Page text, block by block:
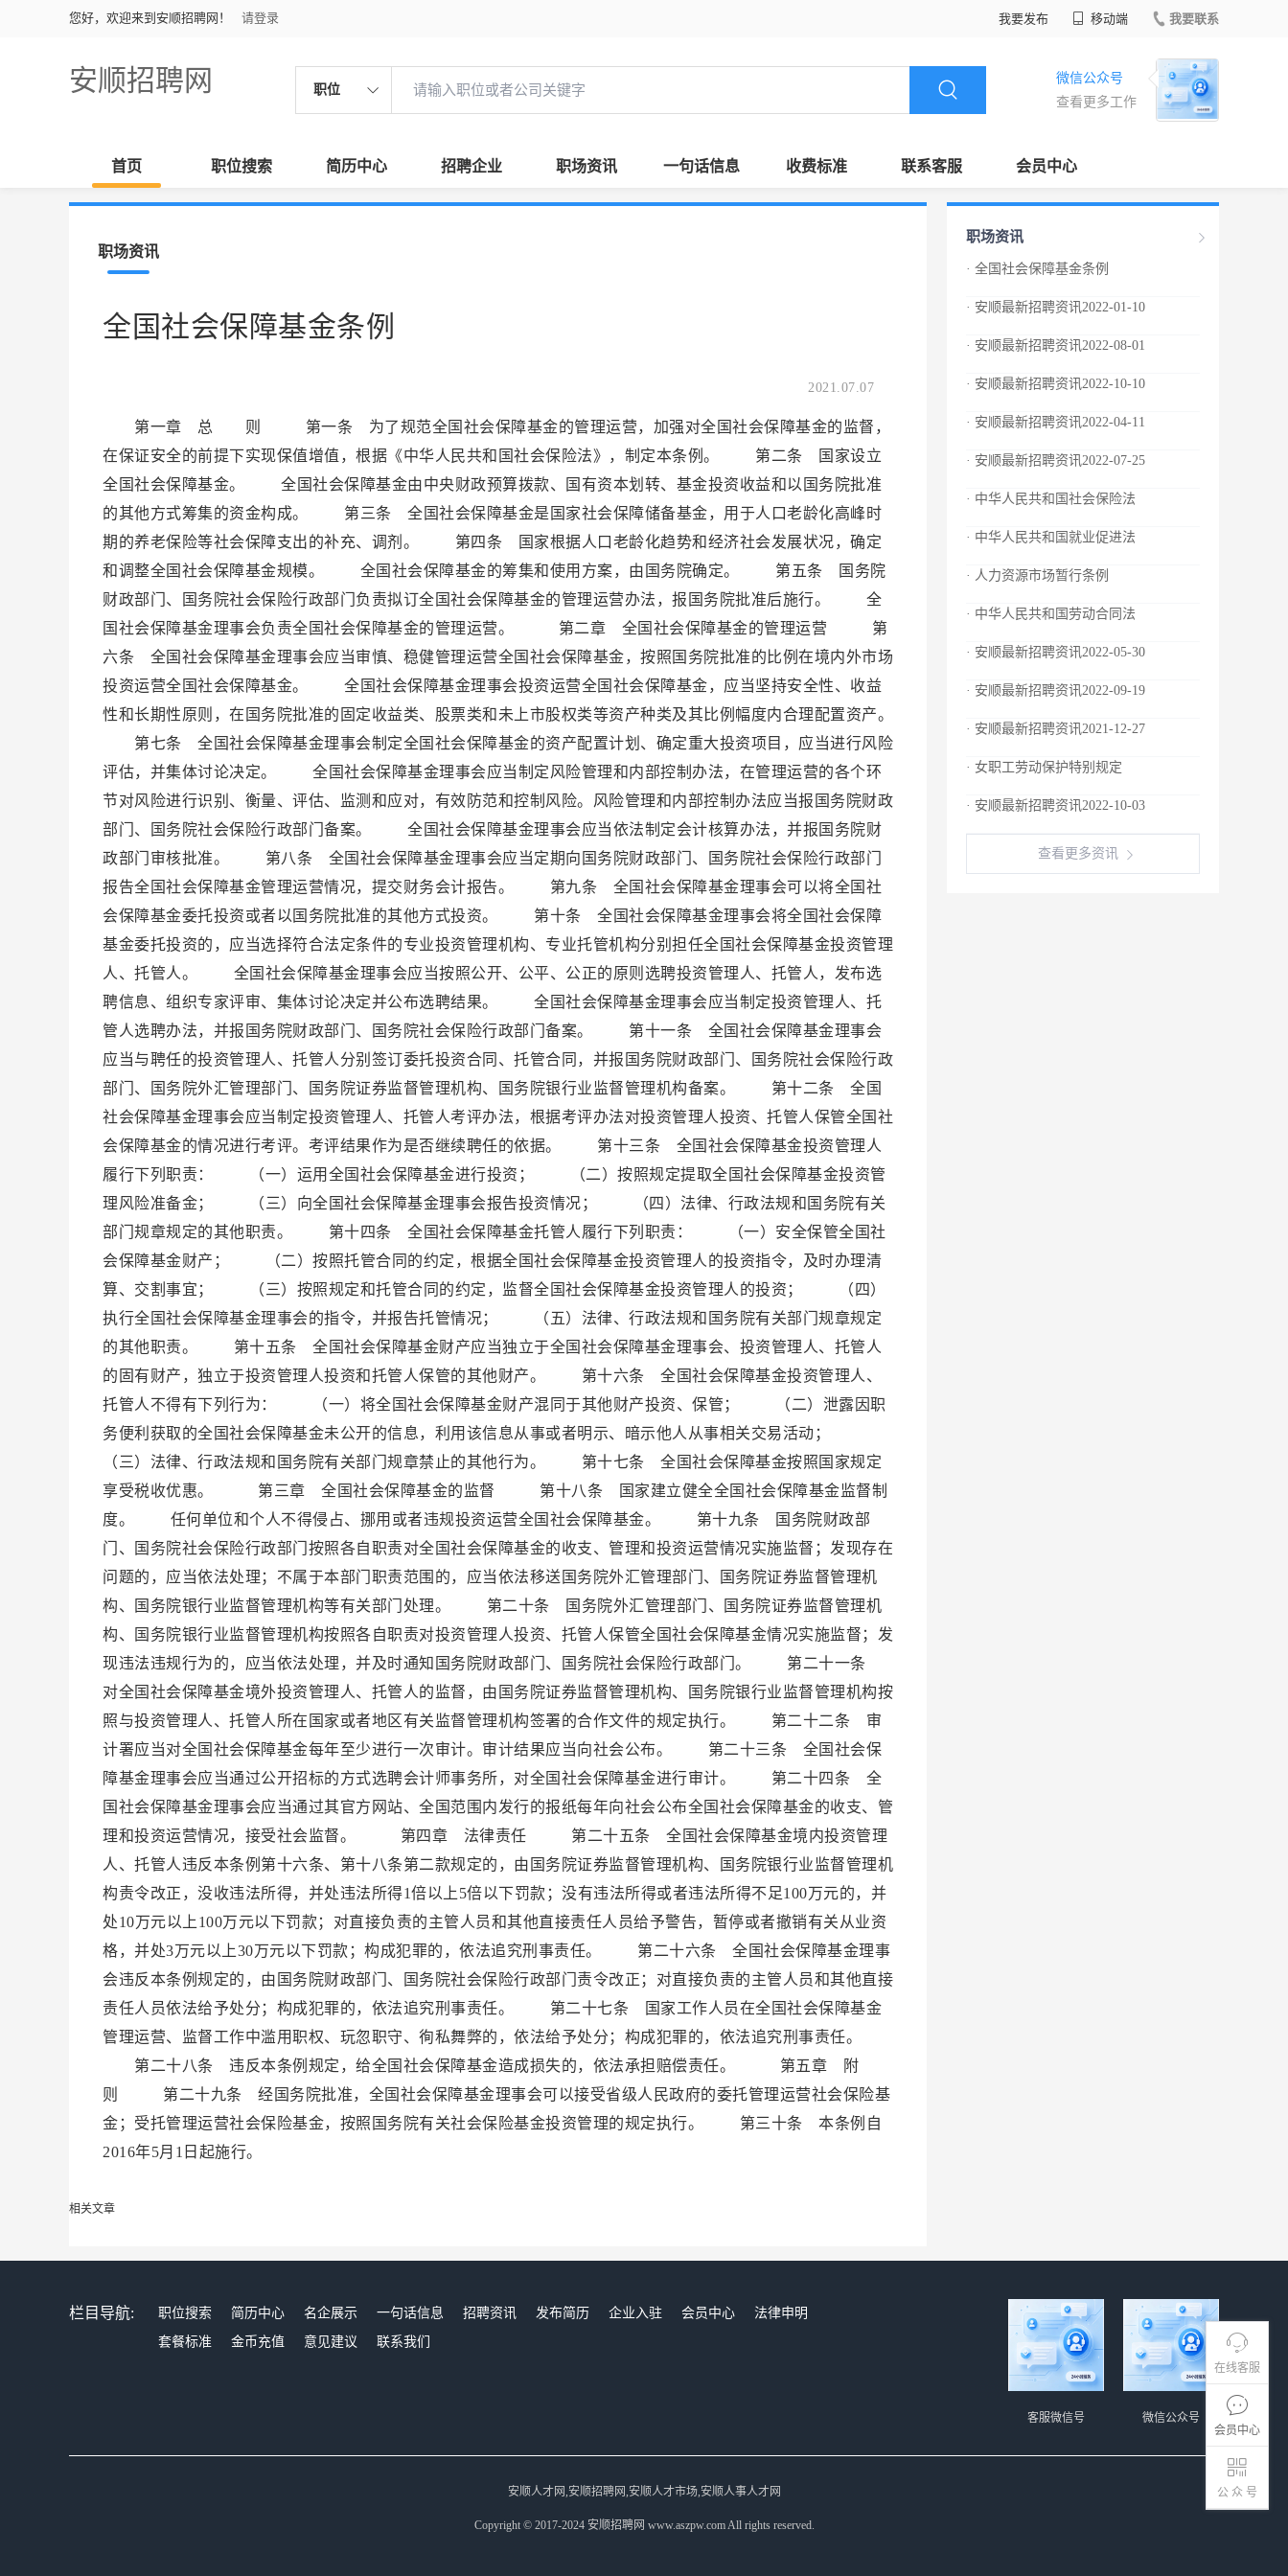
您好，欢迎来到安顺招聘网！ 请登录 我要发布 移动端 我要联系
安顺招聘网 职位
微信公众号
查看更多工作
首页 职位搜索 简历中心 招聘企业 职场资讯 一句话信息 收费标准 联系客服 会员中心
在线客服
会员中心
公 众 号
职场资讯
全国社会保障基金条例
2021.07.07
第一章 总 则 第一条 为了规范全国社会保障基金的管理运营，加强对全国社会保障基金的监督，
在保证安全的前提下实现保值增值，根据《中华人民共和国社会保险法》，制定本条例。 第二条 国家设立
全国社会保障基金。 全国社会保障基金由中央财政预算拨款、国有资本划转、基金投资收益和以国务院批准
的其他方式筹集的资金构成。 第三条 全国社会保障基金是国家社会保障储备基金，用于人口老龄化高峰时
期的养老保险等社会保障支出的补充、调剂。 第四条 国家根据人口老龄化趋势和经济社会发展状况，确定
和调整全国社会保障基金规模。 全国社会保障基金的筹集和使用方案，由国务院确定。 第五条 国务院
财政部门、国务院社会保险行政部门负责拟订全国社会保障基金的管理运营办法，报国务院批准后施行。 全
国社会保障基金理事会负责全国社会保障基金的管理运营。 第二章 全国社会保障基金的管理运营 第
六条 全国社会保障基金理事会应当审慎、稳健管理运营全国社会保障基金，按照国务院批准的比例在境内外市场
投资运营全国社会保障基金。 全国社会保障基金理事会投资运营全国社会保障基金，应当坚持安全性、收益
性和长期性原则，在国务院批准的固定收益类、股票类和未上市股权类等资产种类及其比例幅度内合理配置资产。
第七条 全国社会保障基金理事会制定全国社会保障基金的资产配置计划、确定重大投资项目，应当进行风险
评估，并集体讨论决定。 全国社会保障基金理事会应当制定风险管理和内部控制办法，在管理运营的各个环
节对风险进行识别、衡量、评估、监测和应对，有效防范和控制风险。风险管理和内部控制办法应当报国务院财政
部门、国务院社会保险行政部门备案。 全国社会保障基金理事会应当依法制定会计核算办法，并报国务院财
政部门审核批准。 第八条 全国社会保障基金理事会应当定期向国务院财政部门、国务院社会保险行政部门
报告全国社会保障基金管理运营情况，提交财务会计报告。 第九条 全国社会保障基金理事会可以将全国社
会保障基金委托投资或者以国务院批准的其他方式投资。 第十条 全国社会保障基金理事会将全国社会保障
基金委托投资的，应当选择符合法定条件的专业投资管理机构、专业托管机构分别担任全国社会保障基金投资管理
人、托管人。 全国社会保障基金理事会应当按照公开、公平、公正的原则选聘投资管理人、托管人，发布选
聘信息、组织专家评审、集体讨论决定并公布选聘结果。 全国社会保障基金理事会应当制定投资管理人、托
管人选聘办法，并报国务院财政部门、国务院社会保险行政部门备案。 第十一条 全国社会保障基金理事会
应当与聘任的投资管理人、托管人分别签订委托投资合同、托管合同，并报国务院财政部门、国务院社会保险行政
部门、国务院外汇管理部门、国务院证券监督管理机构、国务院银行业监督管理机构备案。 第十二条 全国
社会保障基金理事会应当制定投资管理人、托管人考评办法，根据考评办法对投资管理人投资、托管人保管全国社
会保障基金的情况进行考评。考评结果作为是否继续聘任的依据。 第十三条 全国社会保障基金投资管理人
履行下列职责： （一）运用全国社会保障基金进行投资； （二）按照规定提取全国社会保障基金投资管
理风险准备金； （三）向全国社会保障基金理事会报告投资情况； （四）法律、行政法规和国务院有关
部门规章规定的其他职责。 第十四条 全国社会保障基金托管人履行下列职责： （一）安全保管全国社
会保障基金财产； （二）按照托管合同的约定，根据全国社会保障基金投资管理人的投资指令，及时办理清
算、交割事宜； （三）按照规定和托管合同的约定，监督全国社会保障基金投资管理人的投资； （四）
执行全国社会保障基金理事会的指令，并报告托管情况； （五）法律、行政法规和国务院有关部门规章规定
的其他职责。 第十五条 全国社会保障基金财产应当独立于全国社会保障基金理事会、投资管理人、托管人
的固有财产，独立于投资管理人投资和托管人保管的其他财产。 第十六条 全国社会保障基金投资管理人、
托管人不得有下列行为： （一）将全国社会保障基金财产混同于其他财产投资、保管； （二）泄露因职
务便利获取的全国社会保障基金未公开的信息，利用该信息从事或者明示、暗示他人从事相关交易活动；
（三）法律、行政法规和国务院有关部门规章禁止的其他行为。 第十七条 全国社会保障基金按照国家规定
享受税收优惠。 第三章 全国社会保障基金的监督 第十八条 国家建立健全全国社会保障基金监督制
度。 任何单位和个人不得侵占、挪用或者违规投资运营全国社会保障基金。 第十九条 国务院财政部
门、国务院社会保险行政部门按照各自职责对全国社会保障基金的收支、管理和投资运营情况实施监督；发现存在
问题的，应当依法处理；不属于本部门职责范围的，应当依法移送国务院外汇管理部门、国务院证券监督管理机
构、国务院银行业监督管理机构等有关部门处理。 第二十条 国务院外汇管理部门、国务院证券监督管理机
构、国务院银行业监督管理机构按照各自职责对投资管理人投资、托管人保管全国社会保障基金情况实施监督；发
现违法违规行为的，应当依法处理，并及时通知国务院财政部门、国务院社会保险行政部门。 第二十一条
对全国社会保障基金境外投资管理人、托管人的监督，由国务院证券监督管理机构、国务院银行业监督管理机构按
照与投资管理人、托管人所在国家或者地区有关监督管理机构签署的合作文件的规定执行。 第二十二条 审
计署应当对全国社会保障基金每年至少进行一次审计。审计结果应当向社会公布。 第二十三条 全国社会保
障基金理事会应当通过公开招标的方式选聘会计师事务所，对全国社会保障基金进行审计。 第二十四条 全
国社会保障基金理事会应当通过其官方网站、全国范围内发行的报纸每年向社会公布全国社会保障基金的收支、管
理和投资运营情况，接受社会监督。 第四章 法律责任 第二十五条 全国社会保障基金境内投资管理
人、托管人违反本条例第十六条、第十八条第二款规定的，由国务院证券监督管理机构、国务院银行业监督管理机
构责令改正，没收违法所得，并处违法所得1倍以上5倍以下罚款；没有违法所得或者违法所得不足100万元的，并
处10万元以上100万元以下罚款；对直接负责的主管人员和其他直接责任人员给予警告，暂停或者撤销有关从业资
格，并处3万元以上30万元以下罚款；构成犯罪的，依法追究刑事责任。 第二十六条 全国社会保障基金理事
会违反本条例规定的，由国务院财政部门、国务院社会保险行政部门责令改正；对直接负责的主管人员和其他直接
责任人员依法给予处分；构成犯罪的，依法追究刑事责任。 第二十七条 国家工作人员在全国社会保障基金
管理运营、监督工作中滥用职权、玩忽职守、徇私舞弊的，依法给予处分；构成犯罪的，依法追究刑事责任。
第二十八条 违反本条例规定，给全国社会保障基金造成损失的，依法承担赔偿责任。 第五章 附
则 第二十九条 经国务院批准，全国社会保障基金理事会可以接受省级人民政府的委托管理运营社会保险基
金；受托管理运营社会保险基金，按照国务院有关社会保险基金投资管理的规定执行。 第三十条 本条例自
2016年5月1日起施行。
相关文章
职场资讯
· 全国社会保障基金条例
· 安顺最新招聘资讯2022-01-10
· 安顺最新招聘资讯2022-08-01
· 安顺最新招聘资讯2022-10-10
· 安顺最新招聘资讯2022-04-11
· 安顺最新招聘资讯2022-07-25
· 中华人民共和国社会保险法
· 中华人民共和国就业促进法
· 人力资源市场暂行条例
· 中华人民共和国劳动合同法
· 安顺最新招聘资讯2022-05-30
· 安顺最新招聘资讯2022-09-19
· 安顺最新招聘资讯2021-12-27
· 女职工劳动保护特别规定
· 安顺最新招聘资讯2022-10-03
查看更多资讯
栏目导航: 职位搜索 简历中心 名企展示 一句话信息 招聘资讯 发布简历 企业入驻 会员中心
法律申明
套餐标准
金币充值 意见建议 联系我们
微信公众号
客服微信号
安顺人才网,安顺招聘网,安顺人才市场,安顺人事人才网
Copyright © 2017-2024 安顺招聘网 www.aszpw.com All rights reserved.